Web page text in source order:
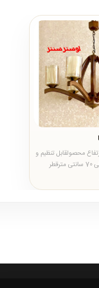
محصولقابل تنظیم و
نصب از ارتفاع 50 الی 70 سانتی مترقطر